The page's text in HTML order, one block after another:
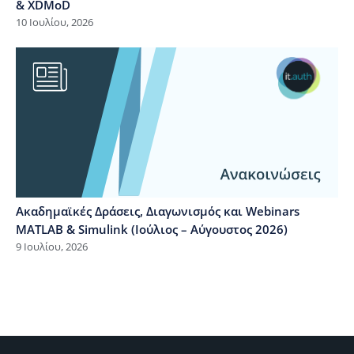
& XDMoD
10 Ιουλίου, 2026
Ακαδημαϊκές Δράσεις, Διαγωνισμός και Webinars
MATLAB & Simulink (Ιούλιος – Αύγουστος 2026)
9 Ιουλίου, 2026